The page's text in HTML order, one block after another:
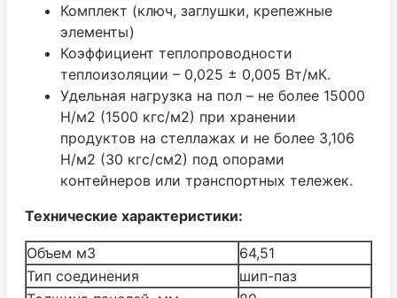
Комплект (ключ, заглушки, крепежные
элементы)
Коэффициент теплопроводности
теплоизоляции – 0,025 ± 0,005 Вт/мК.
Удельная нагрузка на пол – не более 15000
Н/м2 (1500 кгс/м2) при хранении
продуктов на стеллажах и не более 3,106
Н/м2 (30 кгс/см2) под опорами
контейнеров или транспортных тележек.
Технические характеристики:
Объем м3
64,51
Тип соединения
шип-паз